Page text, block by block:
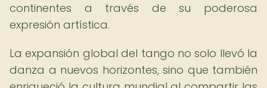
continentes a través de su poderosa
expresión artística.
La expansión global del tango no solo llevó la
danza a nuevos horizontes, sino que también